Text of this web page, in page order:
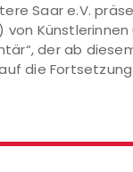
Saar e.V.
von
der ab
die